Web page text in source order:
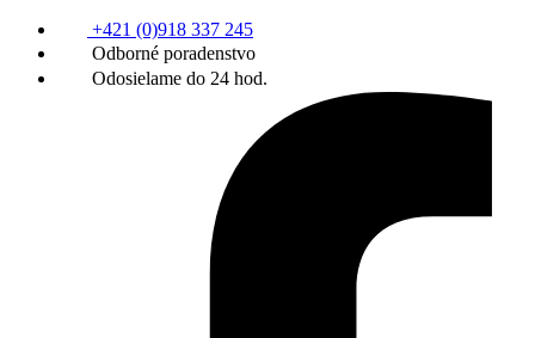
+421 (0)918 337 245
Odborné poradenstvo
Odosielame do 24 hod.